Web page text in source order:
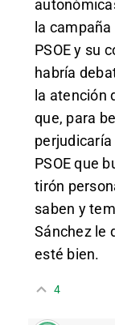
la
PSOE y su
habría
la atención
que, para
PSOE que
tirón
saben y
Sánchez le
esté bien.
4